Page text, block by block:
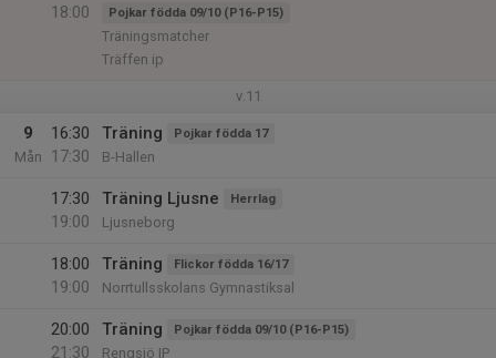
18:00
Pojkar födda 09/10 (P16-P15)
Träningsmatcher
Träffen ip
v.11
9
Mån
16:30
17:30
Träning Pojkar födda 17
B-Hallen
17:30
19:00
Träning Ljusne Herrlag
Ljusneborg
18:00
19:00
Träning Flickor födda 16/17
Norrtullsskolans Gymnastiksal
20:00
21:30
Träning Pojkar födda 09/10 (P16-P15)
Rengsjö IP